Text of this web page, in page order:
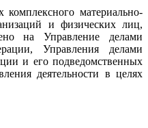
материально-
и физических лиц,
на Управление делами
Управления делами
и его подведомственных
деятельности в целях